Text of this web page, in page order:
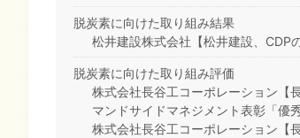
脱炭素に向けた取り組み結果
松井建設株式会社【松井建設、CDP
脱炭素に向けた取り組み評価
株式会社長谷工コーポレーション【
マンドサイドマネジメント表彰「優
株式会社長谷工コーポレーション【